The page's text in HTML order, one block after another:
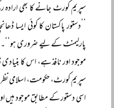
سپریم کورٹ جانے کا بھی ارادہ
’’دستور پاکستان کا کوئی ایسا
پارلیمنٹ کے لیے ضروری
موجود اور نافذ ہے، اس کا
سپریم کورٹ، حکومت، اسلامی
اسی دستور کے مطابق موجود ہیں